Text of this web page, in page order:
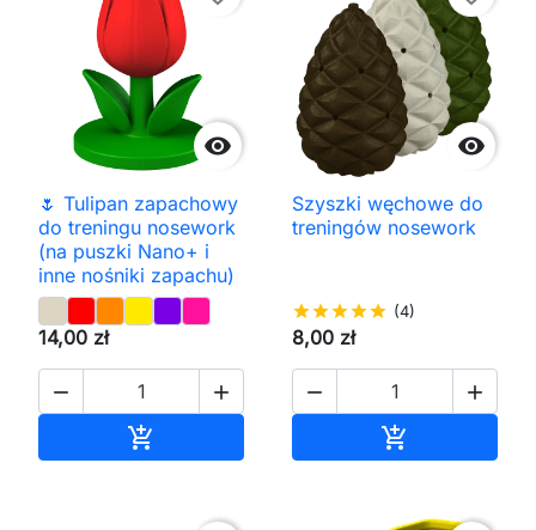

🌷 Tulipan zapachowy
do treningu nosework
(na puszki Nano+ i
inne nośniki zapachu)
14,00 zł
 


Szyszki węchowe do
treningów nosework
starstarstarstarstar (4)
8,00 zł
 
